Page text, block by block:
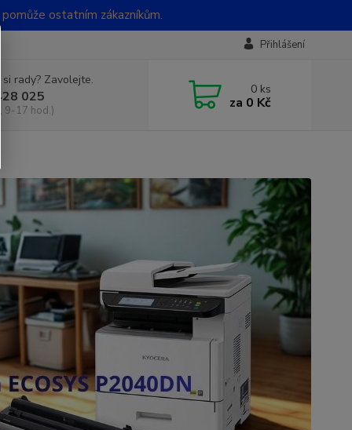
ostatním zákazníkům.
Přihlášení
si rady? Zavolejte.
025
9-17 hod.)
0 ks
za 0 Kč